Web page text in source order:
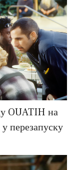
OUATIH на
перезапуску